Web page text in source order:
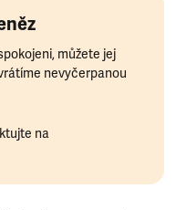
můžete jej
nevyčerpanou
na